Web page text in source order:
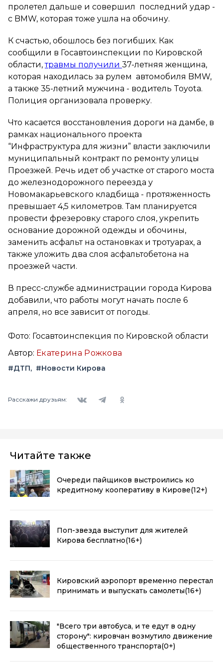
пролетел дальше и совершил последний удар -
с BMW, которая тоже ушла на обочину.
К счастью, обошлось без погибших. Как
сообщили в Госавтоинспекции по Кировской
области,травмы получили 37-летняя женщина,
которая находилась за рулем автомобиля BMW,
а также 35-летний мужчина - водитель Toyota.
Полиция организовала проверку.
Что касается восстановления дороги на дамбе, в
рамках национального проекта
“Инфраструктура для жизни” власти заключили
муниципальный контракт по ремонту улицы
Проезжей. Речь идет об участке от старого моста
до железнодорожного переезда у
Новомакарьевского кладбища - протяженность
превышает 4,5 километров. Там планируется
провести фрезеровку старого слоя, укрепить
основание дорожной одежды и обочины,
заменить асфальт на остановках и тротуарах, а
также уложить два слоя асфальтобетона на
проезжей части.
В пресс-службе администрации города Кирова
добавили, что работы могут начать после 6
апреля, но все зависит от погоды.
Фото: Госавтоинспекция по Кировской области
Автор: Екатерина Рожкова
#ДТП #Новости Кирова
Расскажи друзьям:
Читайте также
Очереди пайщиков выстроились ко
кредитному кооперативу в Кирове(12+)
Поп-звезда выступит для жителей
Кирова бесплатно(16+)
Кировский аэропорт временно перестал
принимать и выпускать самолеты(16+)
"Всего три автобуса, и те едут в одну
сторону": кировчан возмутило движение
общественного транспорта(0+)